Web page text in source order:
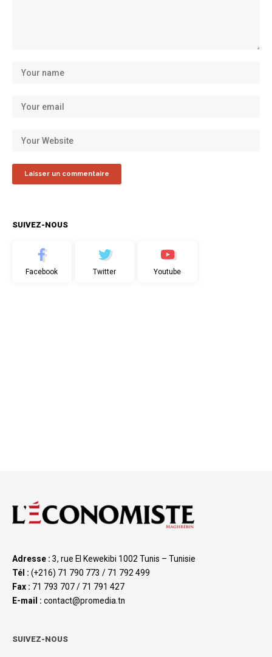
SUIVEZ-NOUS
Facebook Twitter Youtube
Adresse : 3, rue El Kewekibi 1002 Tunis – Tunisie
Tél : (+216) 71 790 773 / 71 792 499
Fax : 71 793 707 / 71 791 427
E-mail : contact@promedia.tn
SUIVEZ-NOUS